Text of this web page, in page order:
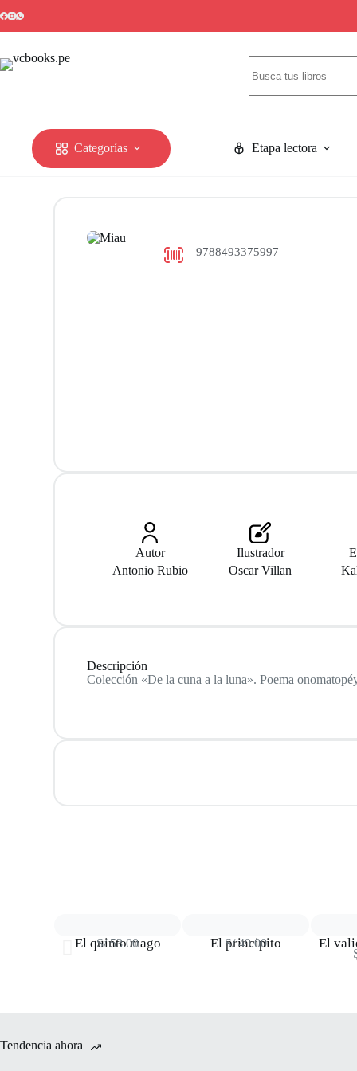
Categorías Etapa lectora
9788493375997
Autor
Antonio Rubio
Ilustrador
Oscar Villan
Descripción
Colección «De la cuna a la luna». Poema
El quinto mago
S/53.00 El principito
S/49.00
El
Tendencia ahora